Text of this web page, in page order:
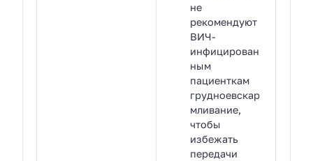
не
рекомендуют
ВИЧ-
инфицирован
ным
пациенткам
грудноевскар
мливание,
чтобы
избежать
передачи